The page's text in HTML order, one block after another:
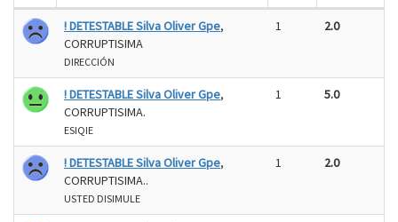
! DETESTABLE Silva Oliver Gpe,
CORRUPTISIMA
DIRECCIÓN
1 2.0
! DETESTABLE Silva Oliver Gpe,
CORRUPTISIMA.
ESIQIE
1 5.0
! DETESTABLE Silva Oliver Gpe,
CORRUPTISIMA..
USTED DISIMULE
1 2.0